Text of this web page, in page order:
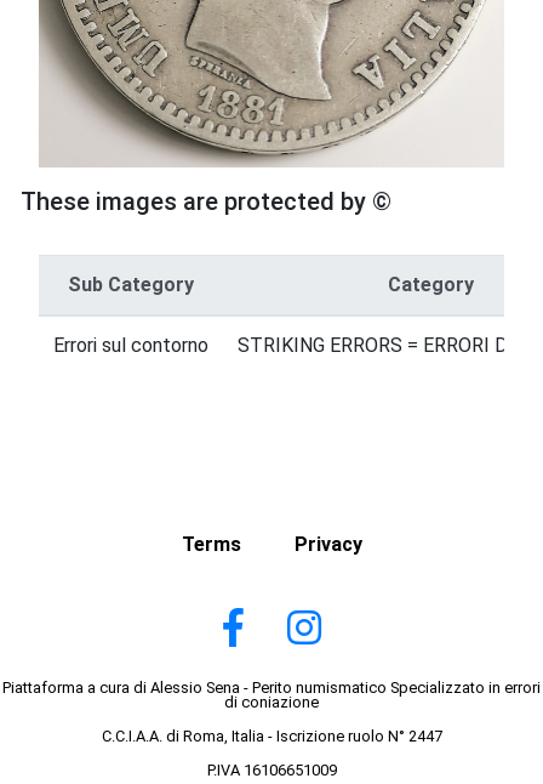
These images are protected by ©
Sub Category Category
Errori sul contorno STRIKING ERRORS = ERRORI DI
Terms Privacy
Piattaforma a cura di Alessio Sena - Perito numismatico Specializzato in errori
di coniazione
C.C.I.A.A. di Roma, Italia - Iscrizione ruolo N° 2447
P.IVA 16106651009